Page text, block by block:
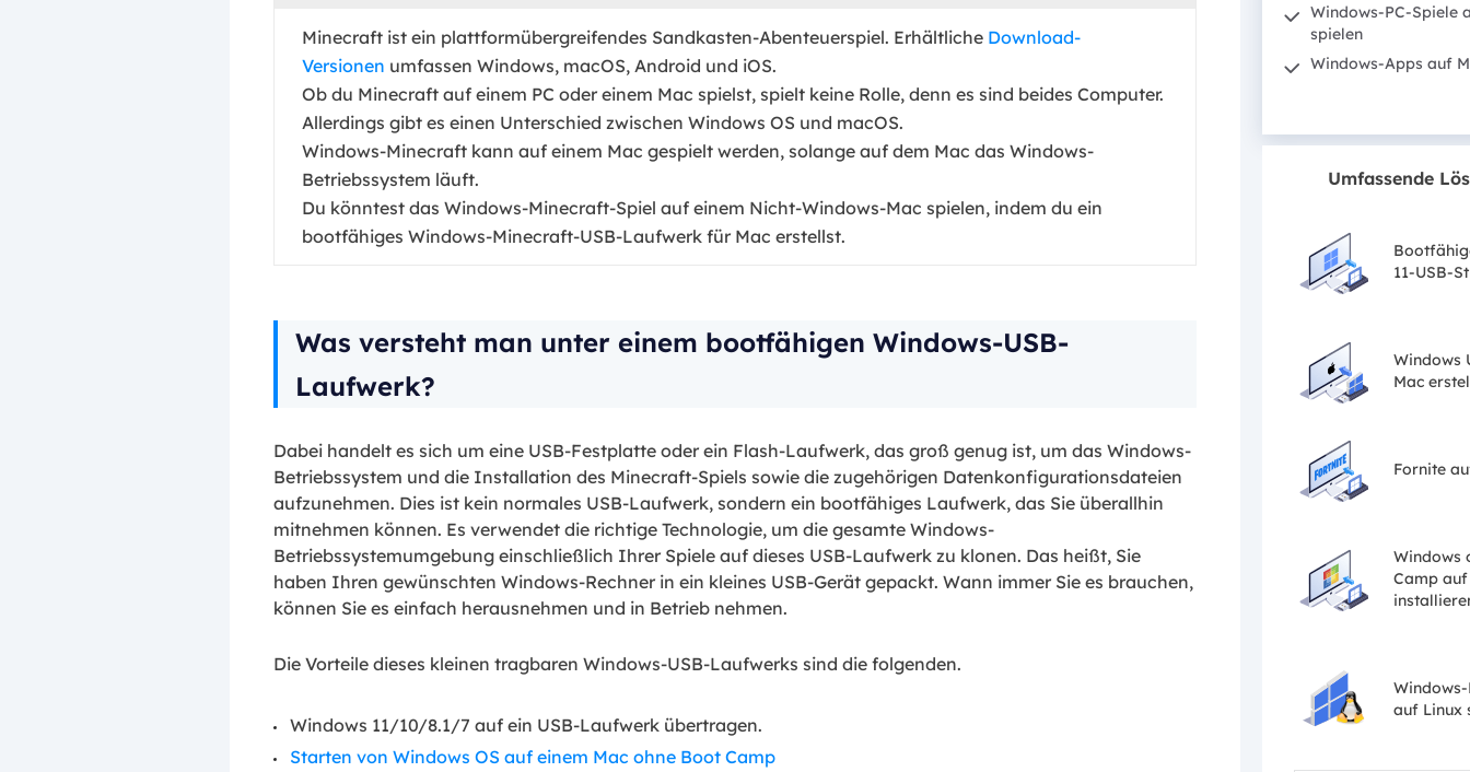
Minecraft ist ein plattformübergreifendes Sandkasten-Abenteuerspiel. Erhältliche Download-
Versionen umfassen Windows, macOS, Android und iOS.
Ob du Minecraft auf einem PC oder einem Mac spielst, spielt keine Rolle, denn es sind beides Computer.
Allerdings gibt es einen Unterschied zwischen Windows OS und macOS.
Windows-Minecraft kann auf einem Mac gespielt werden, solange auf dem Mac das Windows-
Betriebssystem läuft.
Du könntest das Windows-Minecraft-Spiel auf einem Nicht-Windows-Mac spielen, indem du ein
bootfähiges Windows-Minecraft-USB-Laufwerk für Mac erstellst.
Was versteht man unter einem bootfähigen Windows-USB-
Laufwerk?
Dabei handelt es sich um eine USB-Festplatte oder ein Flash-Laufwerk, das groß genug ist, um das Windows-
Betriebssystem und die Installation des Minecraft-Spiels sowie die zugehörigen Datenkonfigurationsdateien
aufzunehmen. Dies ist kein normales USB-Laufwerk, sondern ein bootfähiges Laufwerk, das Sie überallhin
mitnehmen können. Es verwendet die richtige Technologie, um die gesamte Windows-
Betriebssystemumgebung einschließlich Ihrer Spiele auf dieses USB-Laufwerk zu klonen. Das heißt, Sie
haben Ihren gewünschten Windows-Rechner in ein kleines USB-Gerät gepackt. Wann immer Sie es brauchen,
können Sie es einfach herausnehmen und in Betrieb nehmen.
Die Vorteile dieses kleinen tragbaren Windows-USB-Laufwerks sind die folgenden.
Windows 11/10/8.1/7 auf ein USB-Laufwerk übertragen.
Starten von Windows OS auf einem Mac ohne Boot Camp
Windows-PC-Spiele
spielen
Windows-Apps auf
Umfassende
11-USB-
Windows
Mac
Fornite
Windows
Camp
auf Linux